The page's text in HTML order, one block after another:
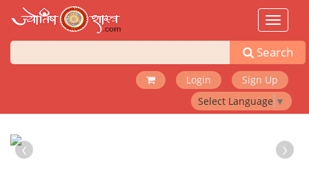
Toggle
Search
Login
Sign Up
Select Language ▼
‹ ›